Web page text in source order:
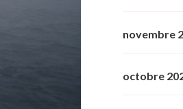
novembre
octobre